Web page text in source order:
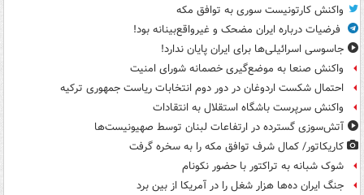
واکنش کارتونیست سوری به توافق مکه
فرضیات درباره ایران مضحک و غیرواقع‌بینانه بود!
جاسوسی اسرائیلی‌ها برای ایران پایان ندارد!
واکنش صنعا به موضع‌گیری خصمانه شورای امنیت
احتمال شکست اردوغان در دور دوم انتخابات ریاست جمهوری ترکیه
واکنش سرپرست باشگاه استقلال به انتقادات
آتش‌سوزی گسترده در ارتفاعات لبنان توسط صهیونیست‌ها
کاریکاتور/ کمال شرف توافق مکه را به سخره گرفت
شوک شبانه به تراکتور با حضور نکونام
جنگ ایران ده‌ها هزار شغل را در آمریکا از بین برد